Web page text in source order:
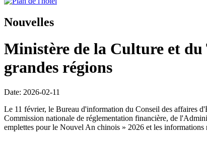
Nouvelles
Ministère de la Culture et du
grandes régions
Date: 2026-02-11
Le 11 février, le Bureau d'information du Conseil des affaires
Commission nationale de réglementation financière, de
emplettes pour le Nouvel An chinois » 2026 et les informations